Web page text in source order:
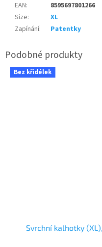
EAN:
8595697801266
Size:
XL
Zapínání: Patentky
Bez křidélek
Svrchní kalhotky